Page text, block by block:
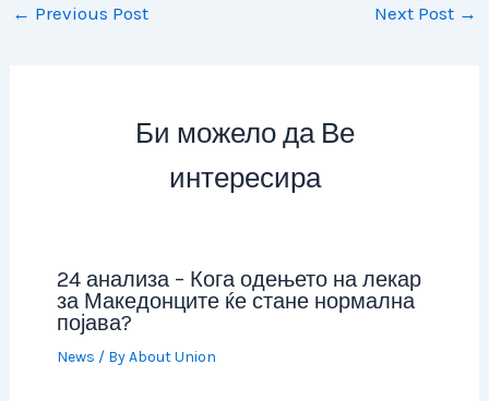
← Previous Post Next Post →
Би можело да Ве
интересира
24 анализа – Кога одењето на лекар
за Македонците ќе стане нормална
појава?
News / ByAbout Union